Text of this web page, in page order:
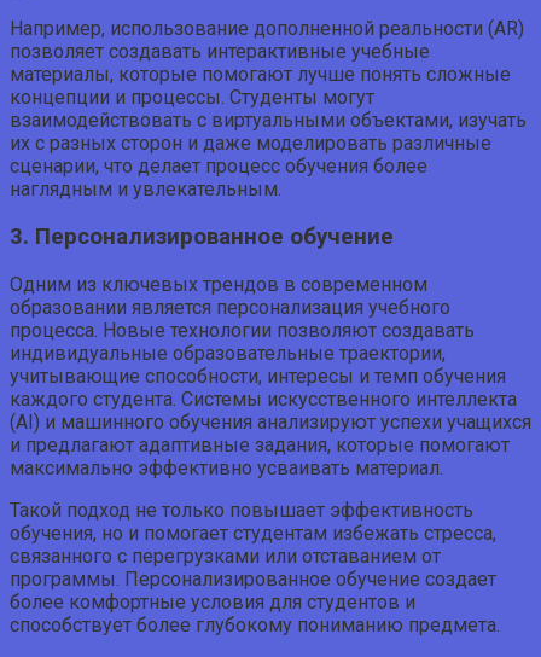
Например, использование дополненной реальности (AR)
позволяет создавать интерактивные учебные
материалы, которые помогают лучше понять сложные
концепции и процессы. Студенты могут
взаимодействовать с виртуальными объектами, изучать
их с разных сторон и даже моделировать различные
сценарии, что делает процесс обучения более
наглядным и увлекательным.
3. Персонализированное обучение
Одним из ключевых трендов в современном
образовании является персонализация учебного
процесса. Новые технологии позволяют создавать
индивидуальные образовательные траектории,
учитывающие способности, интересы и темп обучения
каждого студента. Системы искусственного интеллекта
(AI) и машинного обучения анализируют успехи учащихся
и предлагают адаптивные задания, которые помогают
максимально эффективно усваивать материал.
Такой подход не только повышает эффективность
обучения, но и помогает студентам избежать стресса,
связанного с перегрузками или отставанием от
программы. Персонализированное обучение создает
более комфортные условия для студентов и
способствует более глубокому пониманию предмета.